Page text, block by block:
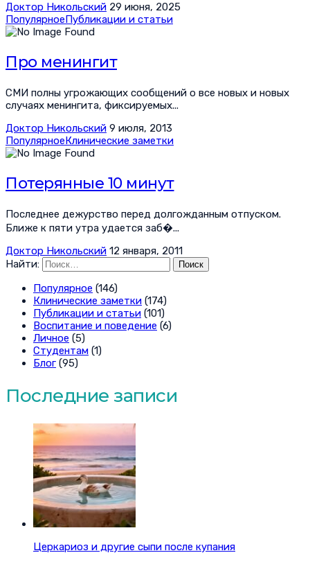
Доктор Никольский 29 июня, 2025
ПопулярноеПубликации и статьи
Про менингит
СМИ полны угрожающих сообщений о все новых и новых
случаях менингита, фиксируемых...
Доктор Никольский 9 июля, 2013
ПопулярноеКлинические заметки
Потерянные 10 минут
Последнее дежурство перед долгожданным отпуском.
Ближе к пяти утра удается заб�...
Доктор Никольский 12 января, 2011
Найти:
Популярное (146)
Клинические заметки (174)
Публикации и статьи (101)
Воспитание и поведение (6)
Личное (5)
Студентам (1)
Блог (95)
Последние записи
Церкариоз и другие сыпи после купания